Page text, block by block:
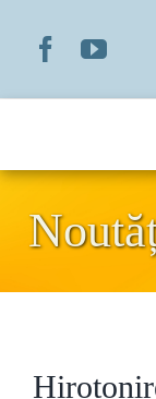
Organizare